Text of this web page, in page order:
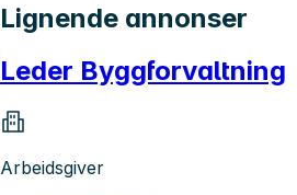
Lignende annonser
Leder Byggforvaltning
Arbeidsgiver